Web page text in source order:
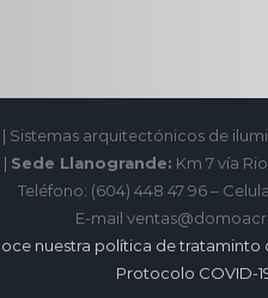
Sistemas arquitectónicos de
Sede Llanogrande: Km 7 vía
Teléfono: (604) 448 47 96 –
E-mail
nuestra política de trataminto
Protocolo COVID-